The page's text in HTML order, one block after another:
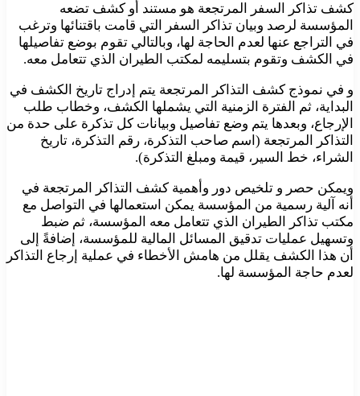
كشف تذاكر السفر المرتجعة هو مستند أو كشف تضعه
المؤسسة لرصد وبيان تذاكر السفر التي قامت باقتنائها وترغب
في التراجع عنها لعدم الحاجة لها، وبالتالي تقوم بوضع تفاصيلها
في الكشف وتقوم بتسليمه لمكتب الطيران الذي تتعامل معه.
و في نموذج كشف التذاكر المرتجعة يتم إدراج تاريخ الكشف في
البداية، ثم الفترة الزمنية التي يشملها الكشف، وخطاب طلب
الإرجاع، وبعدها يتم وضع تفاصيل وبيانات كل تذكرة على حدة من
التذاكر المرتجعة (اسم صاحب التذكرة، رقم التذكرة، تاريخ
الشراء، خط السير، قيمة ومبلغ التذكرة).
ويمكن حصر و تلخيص دور وأهمية كشف التذاكر المرتجعة في
أنه آلية رسمية من المؤسسة يمكن استعمالها في التواصل مع
مكتب تذاكر الطيران الذي تتعامل معه المؤسسة، ثم ضبط
وتسهيل عمليات تدقيق المسائل المالية للمؤسسة، إضافةً إلى
أن هذا الكشف يقلل من هامش الأخطاء في عملية إرجاع التذاكر
لعدم حاجة المؤسسة لها.